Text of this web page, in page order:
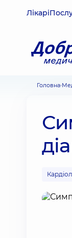
Лікарі
Головна